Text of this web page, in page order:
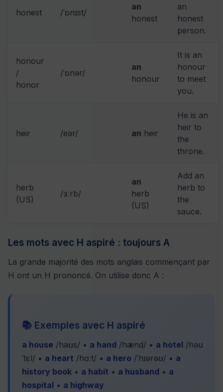
honest /ˈɒnɪst/
an
honest
an
honest
person.
honour
/
honor
/ˈɒnər/
an
honour
It is an
honour
to meet
you.
heir /eər/ an heir
He is an
heir to
the
throne.
herb
(US)
/ɜːrb/
an
herb
(US)
Add an
herb to
the
sauce.
Les mots avec H aspiré : toujours A
La grande majorité des mots anglais commençant par
H ont un H prononcé. On utilise donc A :
📚 Exemples avec H aspiré
a house /haʊs/ • a hand /hænd/ • a hotel /həʊ
ˈtɛl/ • a heart /hɑːt/ • a hero /ˈhɪərəʊ/ • a
history book • a habit • a husband • a
hospital • a highway